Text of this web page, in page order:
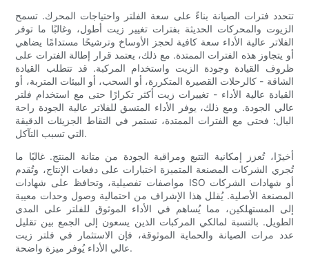
تتحدد فترات الصيانة بناءً على سعة الفلتر واحتياجات المحرك. تسمح
الزيوت والمحركات الحديثة بفترات تغيير زيت أطول، وغالبًا ما توفر
الفلاتر عالية الأداء سعة كافية لحجز الأوساخ وترشيحًا مستدامًا يضاهي
أو يتجاوز هذه الفترات الممتدة. مع ذلك، يعتمد قرار إطالة الفترات على
ظروف القيادة وجودة الزيت واستخدام المركبة. قد تتطلب القيادة
الشاقة - كالرحلات القصيرة المتكررة، أو السحب، أو البيئات المتربة، أو
القيادة عالية الأداء - تغييرات زيت أكثر تكرارًا حتى مع استخدام فلتر
عالي الجودة. ومع ذلك، يوفر الأداء المتسق للفلاتر عالية الجودة راحة
البال: فحتى مع الفترات الممتدة، تستمر في التقاط الجزيئات الدقيقة
التي تسبب التآكل.
أخيرًا، تُعزز إمكانية التتبع ومراقبة الجودة من متانة المنتج. غالبًا ما
تُجري الشركات المصنعة المتميزة اختبارات على دفعات الإنتاج، وتُقدم
مواصفات تفصيلية، وتحافظ على شهادات ISO أو شهادات الشركات
المصنعة الأصلية. يُقلل هذا الإشراف من احتمالية وصول وحدات معيبة
إلى المستهلكين، مما يُساهم في الأداء الموثوق للفلتر على المدى
الطويل. بالنسبة لمالكي المركبات الذين يسعون إلى الجمع بين تقليل
عدد مرات الصيانة والحماية الموثوقة، فإن الاستثمار في فلتر زيت
عالي الأداء يُوفر ميزة واضحة.